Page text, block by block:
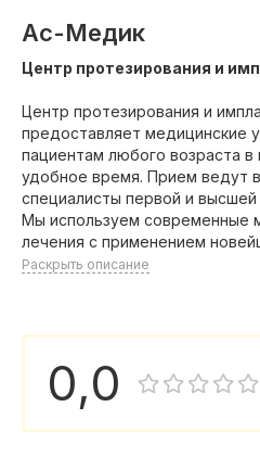
Ас-Медик
Центр протезирования и
Центр протезирования и
предоставляет медицинские
пациентам любого возраста
удобное время. Прием ведут
специалисты первой и высшей
Мы используем современные
лечения с применением
Раскрыть описание
0,0